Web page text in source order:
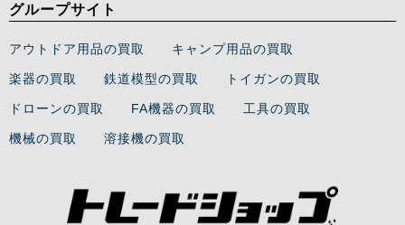
グループサイト
アウトドア用品の買取 キャンプ用品の買取
楽器の買取 鉄道模型の買取 トイガンの買取
ドローンの買取 FA機器の買取 工具の買取
機械の買取 溶接機の買取